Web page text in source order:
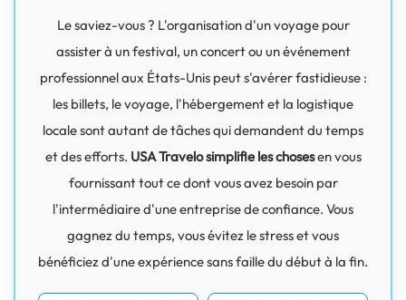
Le saviez-vous ? L'organisation d'un voyage pour
assister à un festival, un concert ou un événement
professionnel aux États-Unis peut s'avérer fastidieuse :
les billets, le voyage, l'hébergement et la logistique
locale sont autant de tâches qui demandent du temps
et des efforts. USA Travelo simplifie les chosesen vous
fournissant tout ce dont vous avez besoin par
l'intermédiaire d'une entreprise de confiance. Vous
gagnez du temps, vous évitez le stress et vous
bénéficiez d'une expérience sans faille du début à la fin.